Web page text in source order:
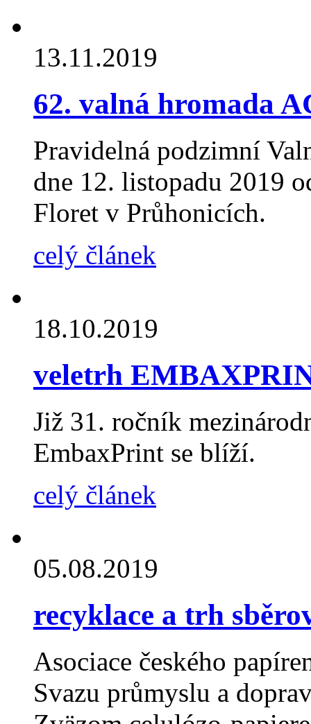
13.11.2019
62. valná hromada
Pravidelná podzimní
dne 12. listopadu 2019
Floret v Průhonicích.
celý článek
18.10.2019
veletrh
Již 31. ročník
EmbaxPrint se blíží.
celý článek
05.08.2019
recyklace a trh
Asociace českého
Svazu průmyslu a